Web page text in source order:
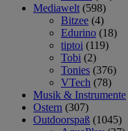
Mediawelt (598)
Bitzee (4)
Edurino (18)
tiptoi (119)
Tobi (2)
Tonies (376)
VTech (78)
Musik & Instrumente
Ostern (307)
Outdoorspaß (1045)